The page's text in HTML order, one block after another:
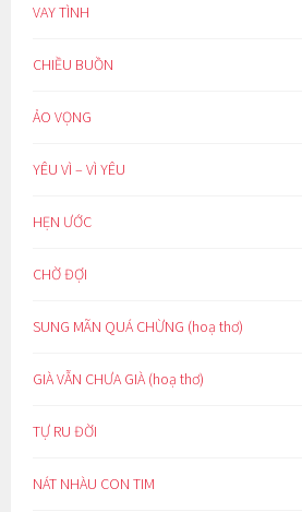
VAY TÌNH
CHIỀU BUỒN
ẢO VỌNG
YÊU VÌ – VÌ YÊU
HẸN ƯỚC
CHỜ ĐỢI
SUNG MÃN QUÁ CHỪNG (hoạ thơ)
GIÀ VẪN CHƯA GIÀ (hoạ thơ)
TỰ RU ĐỜI
NÁT NHÀU CON TIM